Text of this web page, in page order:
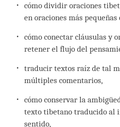
cómo dividir oraciones
en oraciones más pequeñas
cómo conectar cláusulas y
retener el flujo del
traducir textos raíz de tal
múltiples comentarios,
cómo conservar la
texto tibetano traducido al
sentido,